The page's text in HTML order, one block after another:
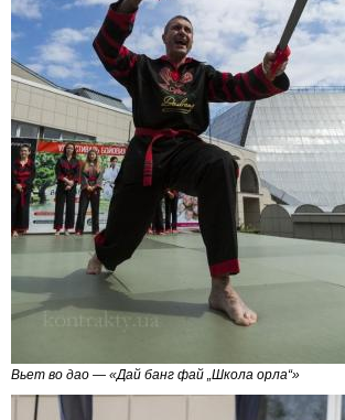
Вьет во дао — «Дай банг фай „Школа орла“»